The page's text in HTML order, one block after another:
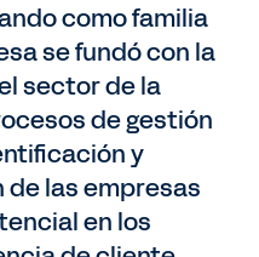
como familia
se fundó con la
sector de la
de gestión
y
las empresas
en los